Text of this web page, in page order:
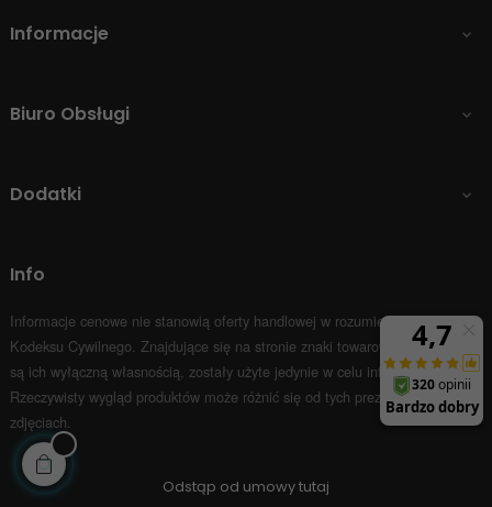
Informacje 
Biuro Obsługi 
Dodatki 
Info
Informacje cenowe nie stanowią oferty handlowej w rozumieniu Art.66 par.1
Kodeksu Cywilnego. Znajdujące się na stronie znaki towarowe i nazwy firm
są ich wyłączną własnością, zostały użyte jedynie w celu informacyjnym.
Rzeczywisty wygląd produktów może różnić się od tych prezentowanych na
zdjęciach.
Odstąp od umowy tutaj